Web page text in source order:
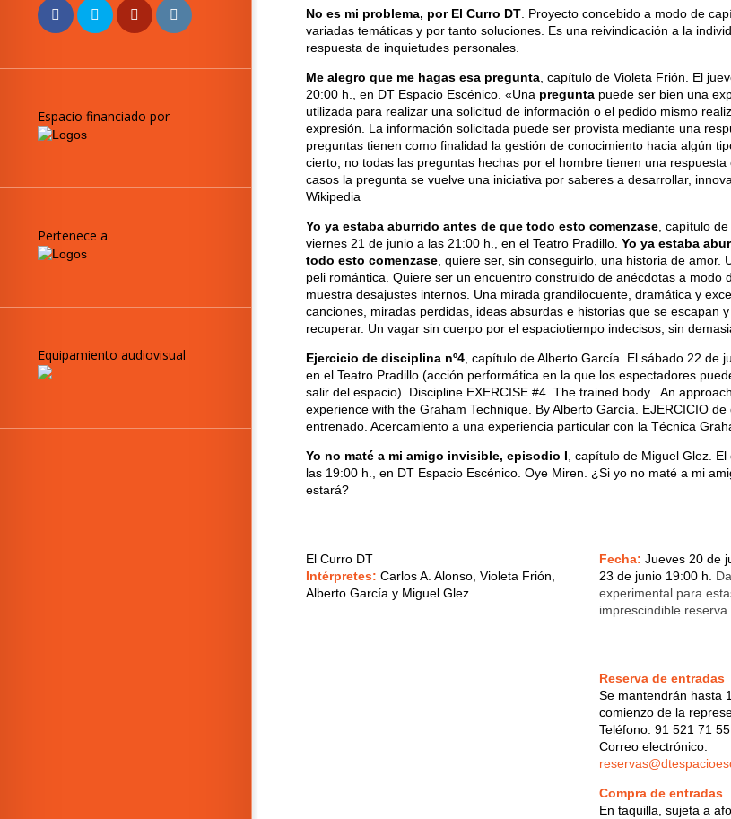
Espacio financiado por
Pertenece a
Equipamiento audiovisual
No es mi problema, por El Curro DT. Proyecto concebido a modo de
variadas temáticas y por tanto soluciones. Es una reivindicación a la
respuesta de inquietudes personales.
Me alegro que me hagas esa pregunta, capítulo de Violeta Frión. El
20:00 h., en DT Espacio Escénico. «Una pregunta puede ser bien una
utilizada para realizar una solicitud de información o el pedido mismo
expresión. La información solicitada puede ser provista mediante una
preguntas tienen como finalidad la gestión de conocimiento hacia algún
cierto, no todas las preguntas hechas por el hombre tienen una
casos la pregunta se vuelve una iniciativa por saberes a desarrollar,
Wikipedia
Yo ya estaba aburrido antes de que todo esto comenzase, capítulo de
viernes 21 de junio a las 21:00 h., en el Teatro Pradillo. Yo ya estaba
todo esto comenzase, quiere ser, sin conseguirlo, una historia de amor.
peli romántica. Quiere ser un encuentro construido de anécdotas a modo
muestra desajustes internos. Una mirada grandilocuente, dramática y
canciones, miradas perdidas, ideas absurdas e historias que se escapan
recuperar. Un vagar sin cuerpo por el espaciotiempo indecisos, sin
Ejercicio de disciplina nº4, capítulo de Alberto García. El sábado 22 de
en el Teatro Pradillo (acción performática en la que los espectadores
salir del espacio). Discipline EXERCISE #4. The trained body . An
experience with the Graham Technique. By Alberto García. EJERCICIO
entrenado. Acercamiento a una experiencia particular con la Técnica
Yo no maté a mi amigo invisible, episodio I, capítulo de Miguel Glez.
las 19:00 h., en DT Espacio Escénico. Oye Miren. ¿Si yo no maté a mi
estará?
El Curro DT
Intérpretes: Carlos A. Alonso, Violeta Frión,
Alberto García y Miguel Glez.
Fecha: Jueves 20 de
23 de junio 19:00 h.
experimental para
imprescindible reserva.
Reserva de entradas
Se mantendrán hasta
comienzo de la
Teléfono: 91 521 71 55
Correo electrónico:
Compra de entradas
En taquilla, sujeta a